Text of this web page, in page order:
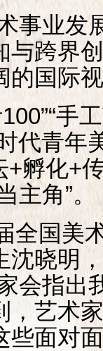
业发展
与跨界
的国际
手工
代青年
+孵化+
主角”。
国美
晓明
会指出
，艺术
面对面